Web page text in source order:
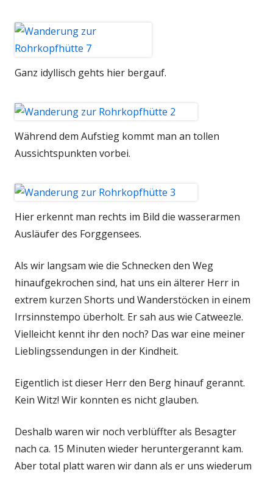
Ganz idyllisch gehts hier bergauf.
Während dem Aufstieg kommt man an tollen
Aussichtspunkten vorbei.
Hier erkennt man rechts im Bild die wasserarmen
Ausläufer des Forggensees.
Als wir langsam wie die Schnecken den Weg
hinaufgekrochen sind, hat uns ein älterer Herr in
extrem kurzen Shorts und Wanderstöcken in einem
Irrsinnstempo überholt. Er sah aus wie Catweezle.
Vielleicht kennt ihr den noch? Das war eine meiner
Lieblingssendungen in der Kindheit.
Eigentlich ist dieser Herr den Berg hinauf gerannt.
Kein Witz! Wir konnten es nicht glauben.
Deshalb waren wir noch verblüffter als Besagter
nach ca. 15 Minuten wieder heruntergerannt kam.
Aber total platt waren wir dann als er uns wiederum